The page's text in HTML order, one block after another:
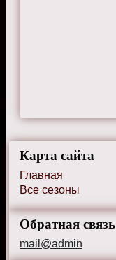
Карта сайта
Главная
Все сезоны
Обратная связь
mail@admin